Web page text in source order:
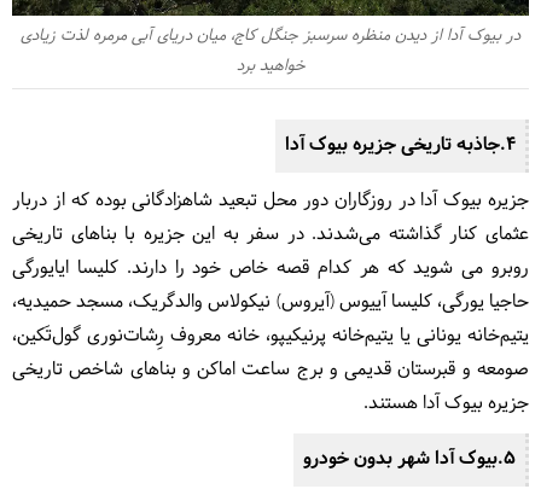
در بیوک آدا از دیدن منظره سرسبز جنگل کاج، میان دریای آبی مرمره لذت زیادی
خواهید برد
4.جاذبه تاریخی جزیره بیوک آدا
جزیره بیوک آدا در روزگاران دور محل تبعید شاهزادگانی بوده که از دربار
عثمای کنار گذاشته می‌شدند. در سفر به این جزیره با بناهای تاریخی
روبرو می شوید که هر کدام قصه خاص خود را دارند. کلیسا ایایورگی
حاجیا یورگی، کلیسا آییوس (آیروس) نیکولاس والدگریک، مسجد حمیدیه،
یتیم‌خانه یونانی یا یتیم‌خانه پرنیکیپو، خانه معروف رِشات‌نوری گول‌تَکین،
صومعه و قبرستان قدیمی و برج ساعت اماکن و بناهای شاخص تاریخی
جزیره بیوک آدا هستند.
5.بیوک آدا شهر بدون خودرو